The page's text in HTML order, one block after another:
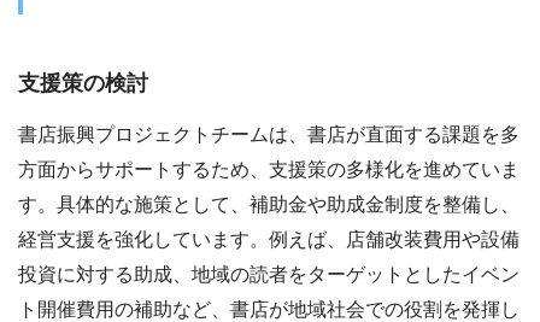
支援策の検討
書店振興プロジェクトチームは、書店が直面する課題を多
方面からサポートするため、支援策の多様化を進めていま
す。具体的な施策として、補助金や助成金制度を整備し、
経営支援を強化しています。例えば、店舗改装費用や設備
投資に対する助成、地域の読者をターゲットとしたイベン
ト開催費用の補助など、書店が地域社会での役割を発揮し